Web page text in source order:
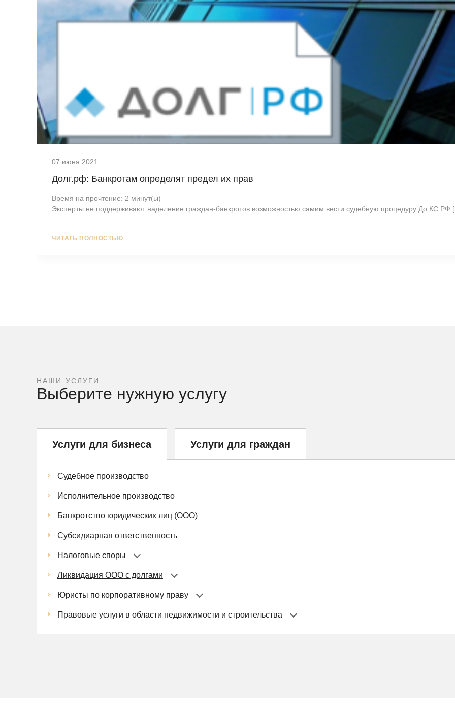
07 июня 2021
Долг.рф: Банкротам определят предел их прав
Время на прочтение: 2 минут(ы)
Эксперты не поддерживают наделение граждан-банкротов возможностью самим вести судебную процедуру До КС РФ
ЧИТАТЬ ПОЛНОСТЬЮ
НАШИ УСЛУГИ
Выберите нужную услугу
Услуги для бизнеса Услуги для граждан
Судебное производство
Исполнительное производство
Банкротство юридических лиц (ООО)
Субсидиарная ответственность
Налоговые споры
Ликвидация ООО с долгами
Юристы по корпоративному праву
Правовые услуги в области недвижимости и строительства